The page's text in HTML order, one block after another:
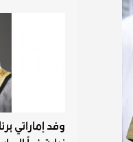
وفد إماراتي